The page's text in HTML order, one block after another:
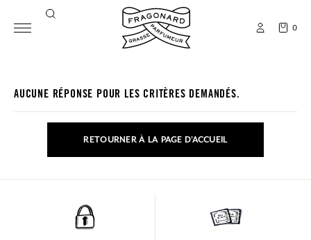
0
AUCUNE RÉPONSE POUR LES CRITÈRES DEMANDÉS.
RETOURNER À LA PAGE D'ACCUEIL